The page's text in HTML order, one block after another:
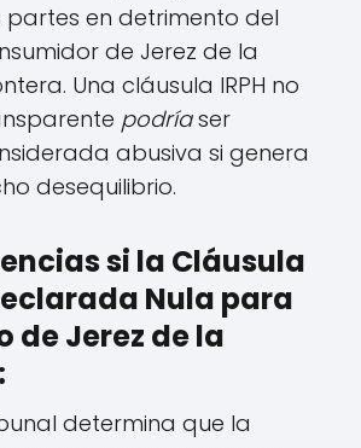
partes en detrimento del
de Jerez de la
Una cláusula IRPH no
podríaser
abusiva si genera
desequilibrio.
si la Cláusula
Nula para
de Jerez de la
determina que la